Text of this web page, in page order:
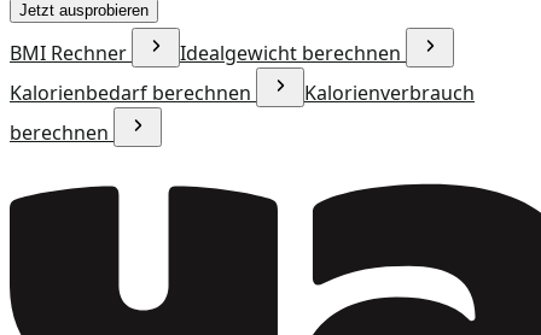
Jetzt ausprobieren
BMI Rechner
Idealgewicht berechnen
Kalorienbedarf berechnen
Kalorienverbrauch
berechnen